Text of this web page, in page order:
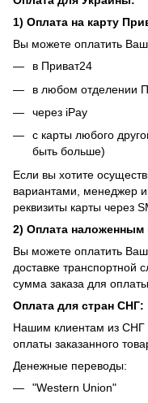
1) Оплата на карту
Вы можете оплатить Ваш
в Приват24
в любом отделении
через iPay
с карты любого
быть больше)
Если вы хотите
вариантами, менеджер
реквизиты карты через
2) Оплата наложенным
Вы можете оплатить
доставке
сумма заказа для
Оплата для стран СНГ:
Нашим клиентам из
оплаты заказанного
Денежные переводы:
"Western Union"